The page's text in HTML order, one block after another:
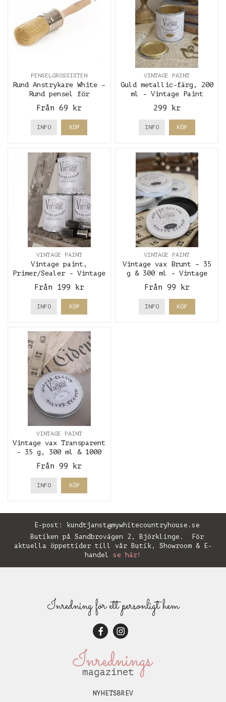
PENSELGROSSISTEN
Rund Anstrykare White –
Rund pensel för
precision och
möbelmålning
Från 69 kr
INFO KÖP
VINTAGE PAINT
Guld metallic-färg, 200
ml - Vintage Paint
299 kr
INFO KÖP
VINTAGE PAINT
Vintage paint,
Primer/Sealer - Vintage
Från 199 kr
INFO KÖP
VINTAGE PAINT
Vintage vax Brunt – 35
g & 300 ml - Vintage
Från 99 kr
INFO KÖP
VINTAGE PAINT
Vintage vax Transparent
- 35 g, 300 ml & 1000
ml - Vintage Paint
Från 99 kr
INFO KÖP
E-post: kundtjanst@mywhitecountryhouse.se
Butiken på Sandbrovägen 2, Björklinge. För
aktuella öppettider till vår Butik, Showroom & E-
handel se här!
Inredning för ett personligt hem
NYHETSBREV